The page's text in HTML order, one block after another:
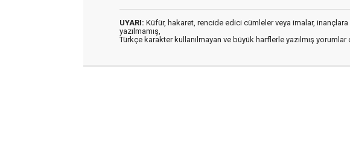
UYARI: Küfür, hakaret, rencide edici cümleler veya imalar, inançlara
yazılmamış,
Türkçe karakter kullanılmayan ve büyük harflerle yazılmış yorumlar